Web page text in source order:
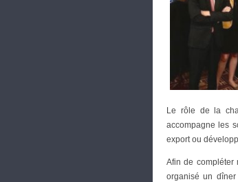
Le rôle de la
accompagne les
export ou
Afin de compléter
organisé un dîner